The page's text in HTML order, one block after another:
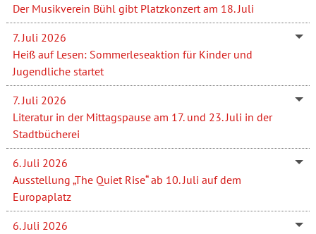
Der Musikverein Bühl gibt Platzkonzert am 18. Juli
7. Juli 2026
Heiß auf Lesen: Sommerleseaktion für Kinder und
Jugendliche startet
7. Juli 2026
Literatur in der Mittagspause am 17. und 23. Juli in der
Stadtbücherei
6. Juli 2026
Ausstellung „The Quiet Rise“ ab 10. Juli auf dem
Europaplatz
6. Juli 2026